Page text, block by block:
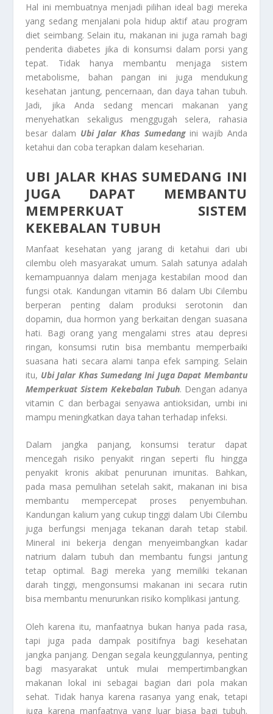
Hal ini membuatnya menjadi pilihan ideal bagi mereka
yang sedang menjalani pola hidup aktif atau program
diet seimbang. Selain itu, makanan ini juga ramah bagi
penderita diabetes jika di konsumsi dalam porsi yang
tepat. Tidak hanya membantu menjaga sistem
metabolisme, bahan pangan ini juga mendukung
kesehatan jantung, pencernaan, dan daya tahan tubuh.
Jadi, jika Anda sedang mencari makanan yang
menyehatkan sekaligus menggugah selera, rahasia
besar dalam Ubi Jalar Khas Sumedang ini wajib Anda
ketahui dan coba terapkan dalam keseharian.
UBI JALAR KHAS SUMEDANG INI
JUGA DAPAT MEMBANTU
MEMPERKUAT SISTEM
KEKEBALAN TUBUH
Manfaat kesehatan yang jarang di ketahui dari ubi
cilembu oleh masyarakat umum. Salah satunya adalah
kemampuannya dalam menjaga kestabilan mood dan
fungsi otak. Kandungan vitamin B6 dalam Ubi Cilembu
berperan penting dalam produksi serotonin dan
dopamin, dua hormon yang berkaitan dengan suasana
hati. Bagi orang yang mengalami stres atau depresi
ringan, konsumsi rutin bisa membantu memperbaiki
suasana hati secara alami tanpa efek samping. Selain
itu, Ubi Jalar Khas Sumedang Ini Juga Dapat Membantu
Memperkuat Sistem Kekebalan Tubuh. Dengan adanya
vitamin C dan berbagai senyawa antioksidan, umbi ini
mampu meningkatkan daya tahan terhadap infeksi.
Dalam jangka panjang, konsumsi teratur dapat
mencegah risiko penyakit ringan seperti flu hingga
penyakit kronis akibat penurunan imunitas. Bahkan,
pada masa pemulihan setelah sakit, makanan ini bisa
membantu mempercepat proses penyembuhan.
Kandungan kalium yang cukup tinggi dalam Ubi Cilembu
juga berfungsi menjaga tekanan darah tetap stabil.
Mineral ini bekerja dengan menyeimbangkan kadar
natrium dalam tubuh dan membantu fungsi jantung
tetap optimal. Bagi mereka yang memiliki tekanan
darah tinggi, mengonsumsi makanan ini secara rutin
bisa membantu menurunkan risiko komplikasi jantung.
Oleh karena itu, manfaatnya bukan hanya pada rasa,
tapi juga pada dampak positifnya bagi kesehatan
jangka panjang. Dengan segala keunggulannya, penting
bagi masyarakat untuk mulai mempertimbangkan
makanan lokal ini sebagai bagian dari pola makan
sehat. Tidak hanya karena rasanya yang enak, tetapi
juga karena manfaatnya yang luar biasa bagi tubuh.